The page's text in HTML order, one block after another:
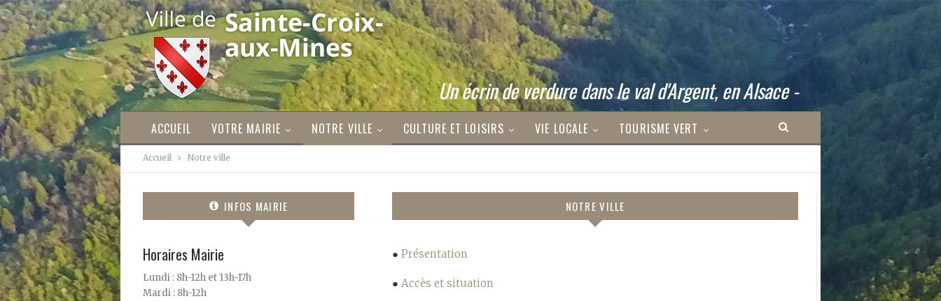
Un écrin de verdure dans le val d'Argent, en Alsace -
ACCUEIL VOTRE MAIRIE NOTRE VILLE CULTURE ET LOISIRS VIE LOCALE TOURISME VERT
Accueil Notre ville
NOTRE VILLE
●Présentation
● Accès et situation
INFOS MAIRIE
Horaires Mairie
Lundi : 8h-12h et 13h-17h
Mardi : 8h-12h